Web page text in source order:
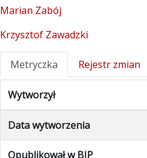
Marian Zabój
Krzysztof Zawadzki
Metryczka Rejestr zmian
Wytworzył
Data wytworzenia
Opublikował w BIP